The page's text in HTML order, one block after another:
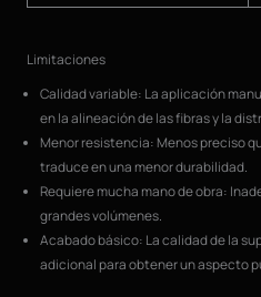
Limitaciones
Calidad variable: La aplicación
en la alineación de las fibras y la
Menor resistencia: Menos preciso
traduce en una menor durabilidad.
Requiere mucha mano de obra:
grandes volúmenes.
Acabado básico: La calidad de la
adicional para obtener un aspecto